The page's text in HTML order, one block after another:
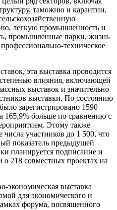
таможню и карантин,
легкую промышленность и
промышленные парки, жизнь
техническое
эта выставка проводится
влияния, включающей
выставок и значительно
выставки. По состоянию
зарегистрировано 1590
165,9% больше по сравнению с
Этому также
числа участников до 1 500, что
показатель предыдущей
планируется подписание и
218 совместных проектах на
экономическая выставка
для экономического и
форума, посвященного